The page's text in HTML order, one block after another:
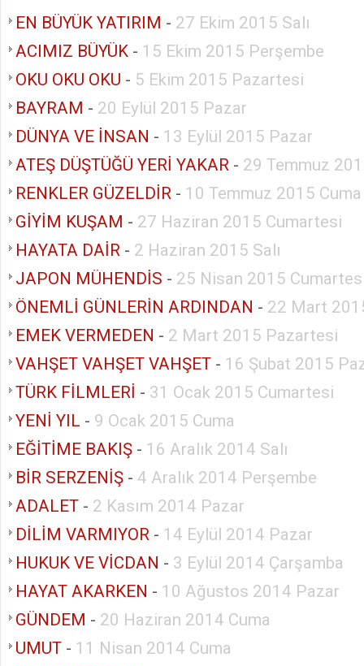
EN BÜYÜK YATIRIM - 27 Ekim 2015 Salı
ACIMIZ BÜYÜK - 15 Ekim 2015 Perşembe
OKU OKU OKU - 5 Ekim 2015 Pazartesi
BAYRAM - 20 Eylül 2015 Pazar
DÜNYA VE İNSAN - 13 Eylül 2015 Pazar
ATEŞ DÜŞTÜĞÜ YERİ YAKAR - 29 Temmuz
RENKLER GÜZELDİR - 10 Temmuz 2015 Cuma
GİYİM KUŞAM - 27 Haziran 2015 Cumartesi
HAYATA DAİR - 2 Haziran 2015 Salı
JAPON MÜHENDİS - 25 Nisan 2015
ÖNEMLİ GÜNLERİN ARDINDAN - 22 Mart
EMEK VERMEDEN - 2 Mart 2015 Pazartesi
VAHŞET VAHŞET VAHŞET - 16 Şubat 2015
TÜRK FİLMLERİ - 31 Ocak 2015 Cumartesi
YENİ YIL - 9 Ocak 2015 Cuma
EĞİTİME BAKIŞ - 16 Aralık 2014 Salı
BİR SERZENİŞ - 4 Aralık 2014 Perşembe
ADALET - 2 Kasım 2014 Pazar
DİLİM VARMIYOR - 14 Eylül 2014 Pazar
HUKUK VE VİCDAN - 3 Eylül 2014 Çarşamba
HAYAT AKARKEN - 10 Ağustos 2014 Pazar
GÜNDEM - 20 Haziran 2014 Cuma
UMUT - 11 Nisan 2014 Cuma